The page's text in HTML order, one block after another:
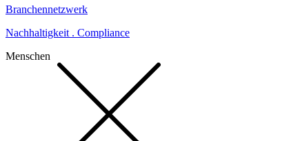
Branchennetzwerk
Nachhaltigkeit . Compliance
Menschen